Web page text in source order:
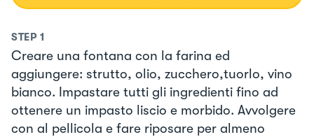
STEP 1
Creare una fontana con la farina ed
aggiungere: strutto, olio, zucchero,tuorlo, vino
bianco. Impastare tutti gli ingredienti fino ad
ottenere un impasto liscio e morbido. Avvolgere
con al pellicola e fare riposare per almeno